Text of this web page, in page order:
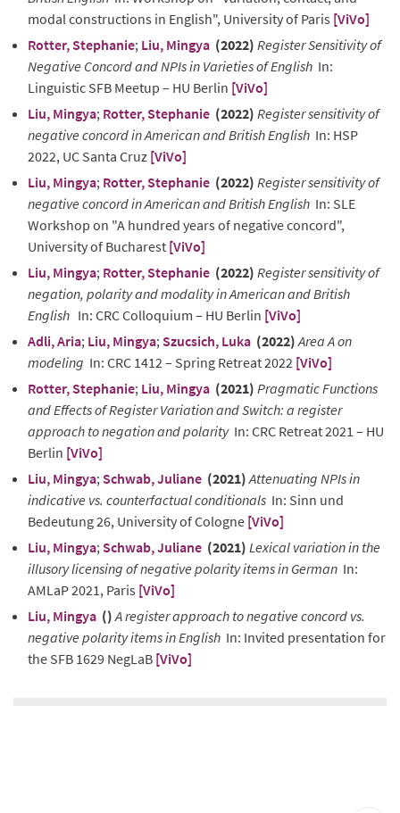
modal constructions in English", University of Paris [ViVo]
Rotter, Stephanie; Liu, Mingya (2022) Register Sensitivity of
Negative Concord and NPIs in Varieties of English In:
Linguistic SFB Meetup – HU Berlin [ViVo]
Liu, Mingya; Rotter, Stephanie (2022) Register sensitivity of
negative concord in American and British English In: HSP
2022, UC Santa Cruz [ViVo]
Liu, Mingya; Rotter, Stephanie (2022) Register sensitivity of
negative concord in American and British English In: SLE
Workshop on "A hundred years of negative concord",
University of Bucharest [ViVo]
Liu, Mingya; Rotter, Stephanie (2022) Register sensitivity of
negation, polarity and modality in American and British
English In: CRC Colloquium – HU Berlin [ViVo]
Adli, Aria; Liu, Mingya; Szucsich, Luka (2022) Area A on
modeling In: CRC 1412 – Spring Retreat 2022 [ViVo]
Rotter, Stephanie; Liu, Mingya (2021) Pragmatic Functions
and Effects of Register Variation and Switch: a register
approach to negation and polarityIn: CRC Retreat 2021 – HU
Berlin [ViVo]
Liu, Mingya; Schwab, Juliane (2021) Attenuating NPIs in
indicative vs. counterfactual conditionals In: Sinn und
Bedeutung 26, University of Cologne [ViVo]
Liu, Mingya; Schwab, Juliane (2021) Lexical variation in the
illusory licensing of negative polarity items in German In:
AMLaP 2021, Paris [ViVo]
Liu, Mingya () A register approach to negative concord vs.
negative polarity items in English In: Invited presentation for
the SFB 1629 NegLaB [ViVo]